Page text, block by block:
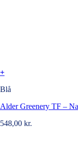
+
Blå
Alder Greenery TF –
548,00 kr.